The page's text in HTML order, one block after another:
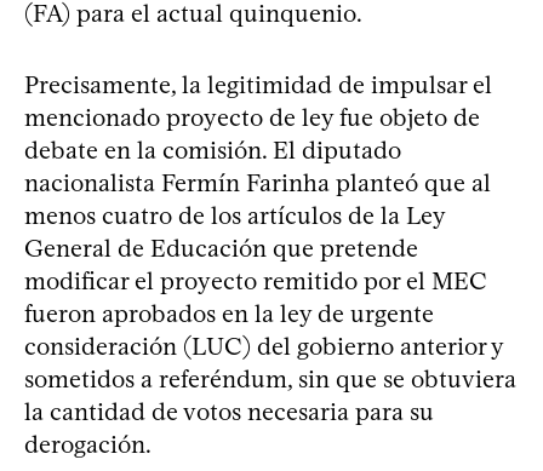
(FA) para el actual quinquenio.
Precisamente, la legitimidad de impulsar el
mencionado proyecto de ley fue objeto de
debate en la comisión. El diputado
nacionalista Fermín Farinha planteó que al
menos cuatro de los artículos de la Ley
General de Educación que pretende
modificar el proyecto remitido por el MEC
fueron aprobados en la ley de urgente
consideración (LUC) del gobierno anterior y
sometidos a referéndum, sin que se obtuviera
la cantidad de votos necesaria para su
derogación.